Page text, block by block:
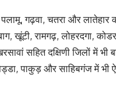
गढ़वा, चतरा और लातेहार
खूंटी, रामगढ़, लोहरदगा,
सहित दक्षिणी जिलों में
पाकुड़ और साहिबगंज में भी